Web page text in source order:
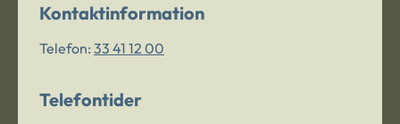
Kontaktinformation
Telefon: 33 41 12 00
Telefontider